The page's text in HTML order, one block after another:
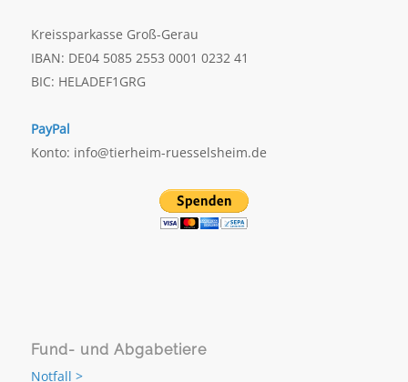
Kreissparkasse Groß-Gerau
IBAN: DE04 5085 2553 0001 0232 41
BIC: HELADEF1GRG
PayPal
Konto: info@tierheim-ruesselsheim.de
Fund- und Abgabetiere
Notfall >